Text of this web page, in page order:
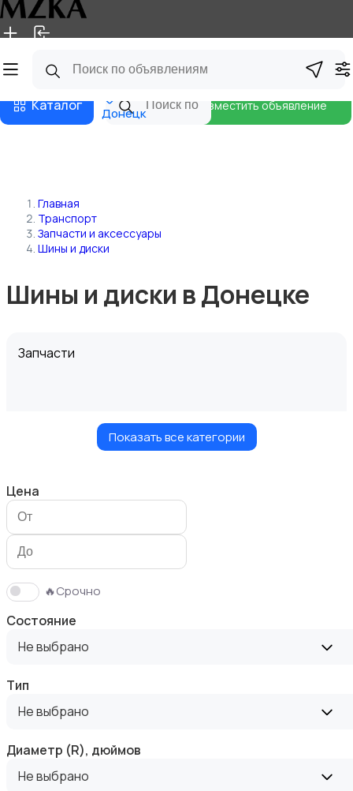
Главная Магазины
Каталог Донецк
Разместить объявление
Главная
Транспорт
Запчасти и аксессуары
Шины и диски
Шины и диски в Донецке
Запчасти
Масла и автохимия
Показать все категории
Цена
🔥Срочно
Состояние
Не выбрано
Тип
Не выбрано
Диаметр (R), дюймов
Не выбрано